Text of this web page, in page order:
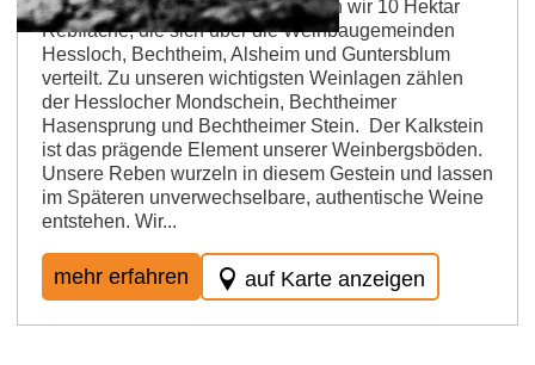
Wonnegau. Zur Zeit bewirtschaften wir 10 Hektar
Rebfläche, die sich über die Weinbaugemeinden
Hessloch, Bechtheim, Alsheim und Guntersblum
verteilt. Zu unseren wichtigsten Weinlagen zählen
der Hesslocher Mondschein, Bechtheimer
Hasensprung und Bechtheimer Stein. Der Kalkstein
ist das prägende Element unserer Weinbergsböden.
Unsere Reben wurzeln in diesem Gestein und lassen
im Späteren unverwechselbare, authentische Weine
entstehen. Wir...
mehr erfahren auf Karte anzeigen